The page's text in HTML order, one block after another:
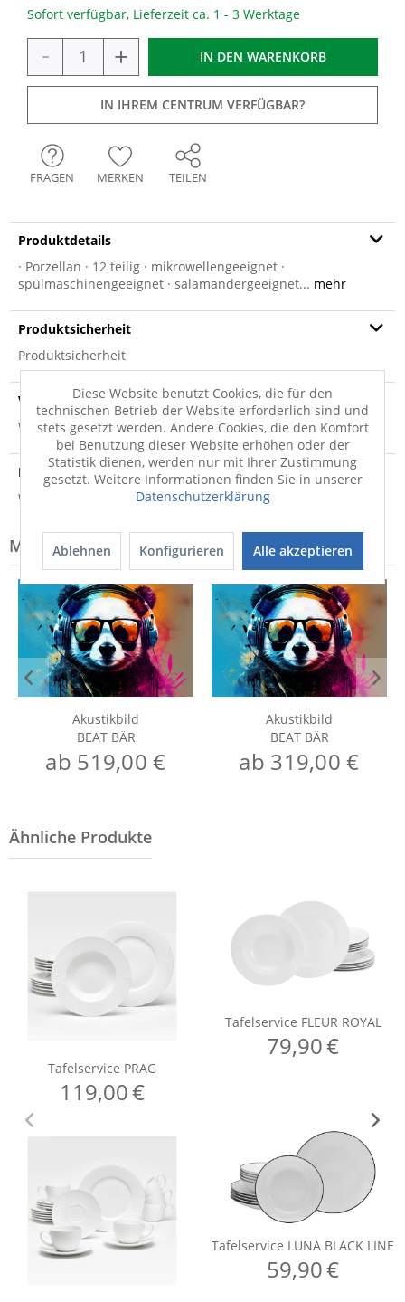
Sofort verfügbar, Lieferzeit ca. 1 - 3 Werktage
- + IN DEN WARENKORB
IN IHREM CENTRUM VERFÜGBAR?
FRAGEN MERKEN TEILEN
Produktdetails
· Porzellan · 12 teilig · mikrowellengeeignet ·
spülmaschinengeeignet · salamandergeeignet... mehr
Produktsicherheit
Produktsicherheit
Versandinfo
Weitere Informationen zum Versand...
Hersteller
Weitere Informationen zum Hersteller...
Modell-Familie: BEAT
Akustikbild
BEAT BÄR
ab 519,00 €
Akustikbild
BEAT BÄR
ab 319,00 €
Diese Website benutzt Cookies, die für den
technischen Betrieb der Website erforderlich sind und
stets gesetzt werden. Andere Cookies, die den Komfort
bei Benutzung dieser Website erhöhen oder der
Statistik dienen, werden nur mit Ihrer Zustimmung
gesetzt. Weitere Informationen finden Sie in unserer
Datenschutzerklärung
Ablehnen Konfigurieren Alle akzeptieren